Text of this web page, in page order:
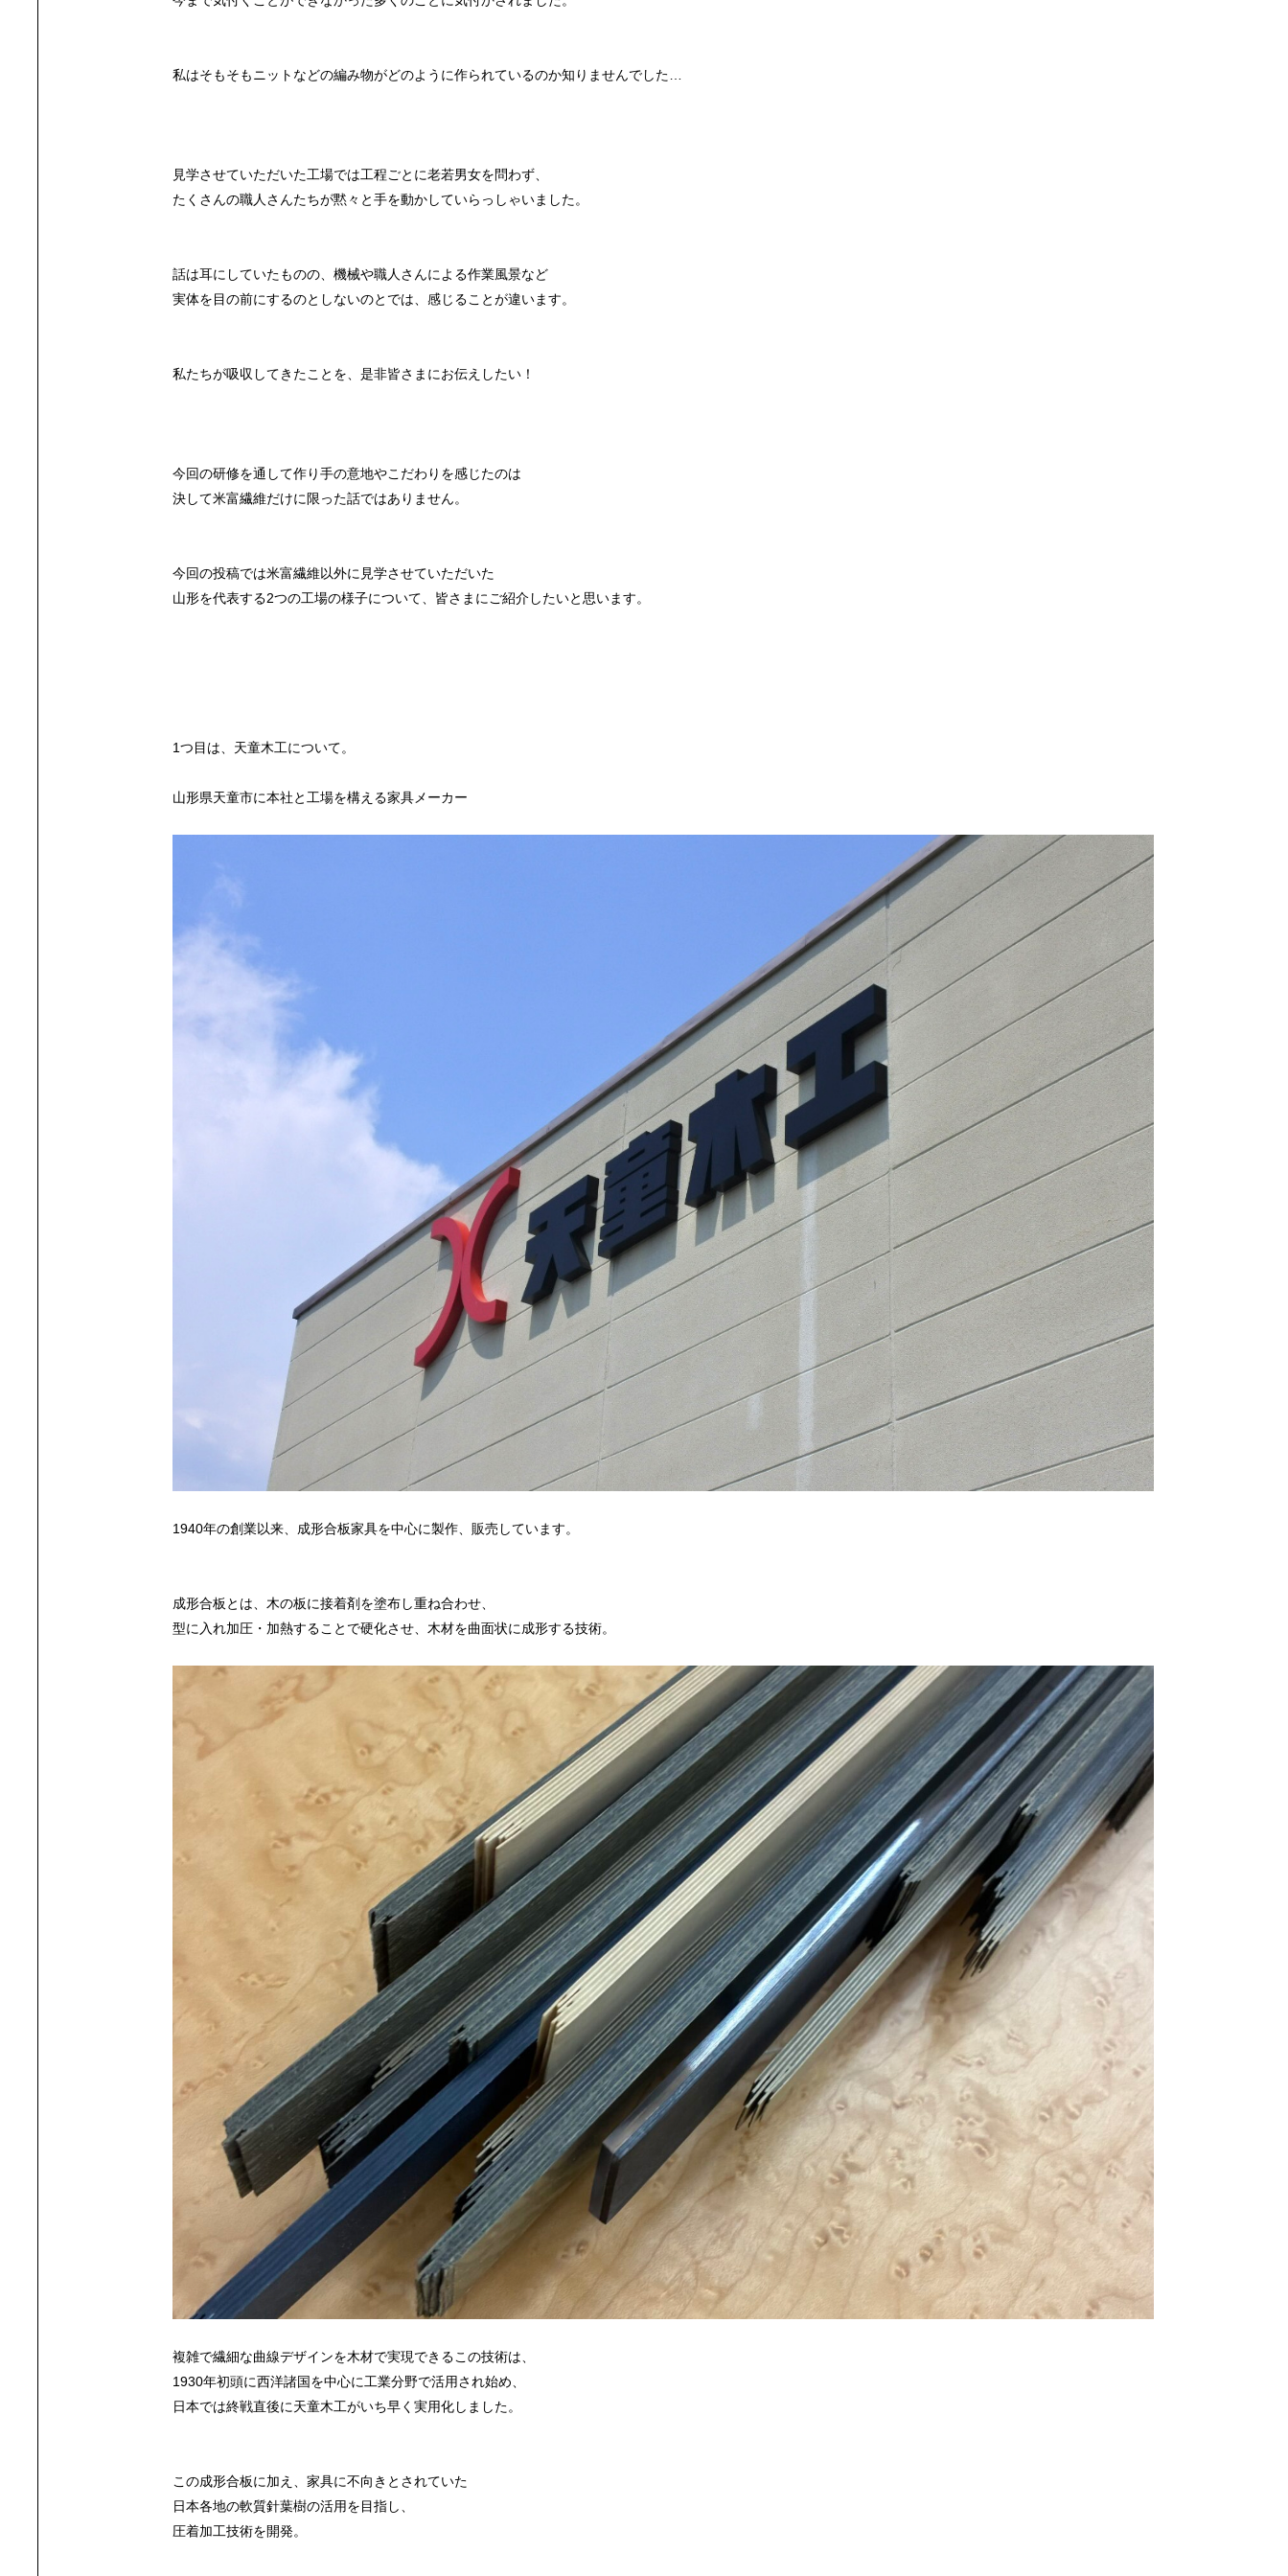
私はそもそもニットなどの編み物がどのように作られているのか知りませんでした…
見学させていただいた工場では工程ごとに老若男女を問わず、
たくさんの職人さんたちが黙々と手を動かしていらっしゃいました。
話は耳にしていたものの、機械や職人さんによる作業風景など
実体を目の前にするのとしないのとでは、感じることが違います。
私たちが吸収してきたことを、是非皆さまにお伝えしたい！
今回の研修を通して作り手の意地やこだわりを感じたのは
決して米富繊維だけに限った話ではありません。
今回の投稿では米富繊維以外に見学させていただいた
山形を代表する2つの工場の様子について、皆さまにご紹介したいと思います。
1つ目は、天童木工について。
山形県天童市に本社と工場を構える家具メーカー
1940年の創業以来、成形合板家具を中心に製作、販売しています。
成形合板とは、木の板に接着剤を塗布し重ね合わせ、
型に入れ加圧・加熱することで硬化させ、木材を曲面状に成形する技術。
複雑で繊細な曲線デザインを木材で実現できるこの技術は、
1930年初頭に西洋諸国を中心に工業分野で活用され始め、
日本では終戦直後に天童木工がいち早く実用化しました。
この成形合板に加え、家具に不向きとされていた
日本各地の軟質針葉樹の活用を目指し、
圧着加工技術を開発。